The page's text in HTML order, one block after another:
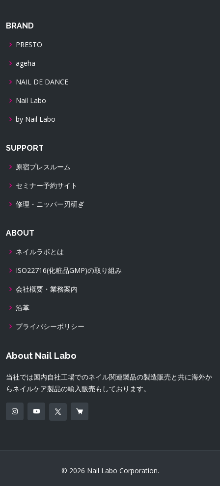
BRAND
PRESTO
ageha
NAIL DE DANCE
Nail Labo
by Nail Labo
SUPPORT
原宿プレスルーム
セミナー予約サイト
修理・ニッパー刃研ぎ
ABOUT
ネイルラボとは
ISO22716(化粧品GMP)の取り組み
会社概要・業務案内
沿革
プライバシーポリシー
About Nail Labo
当社では国内自社工場でのネイル関連製品の製造販売と共に海外か
らネイルケア製品の輸入販売もしております。
© 2026 Nail Labo Corporation.